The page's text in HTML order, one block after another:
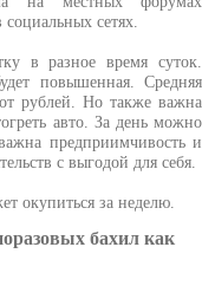
сетях.
в разное время суток.
повышенная. Средняя
от рублей. Но также важна
авто. За день можно
предприимчивость и
с выгодой для себя.
окупиться за неделю.
бахил как